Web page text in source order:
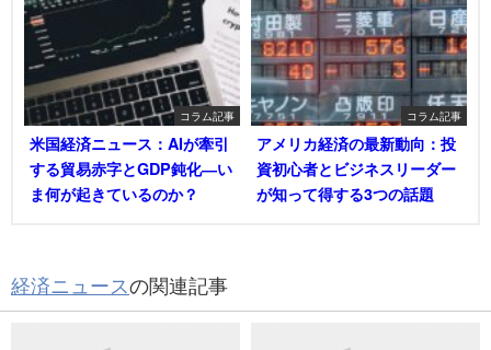
コラム記事
米国経済ニュース：AIが牽引
する貿易赤字とGDP鈍化―い
ま何が起きているのか？
コラム記事
アメリカ経済の最新動向：投
資初心者とビジネスリーダー
が知って得する3つの話題
経済ニュースの関連記事